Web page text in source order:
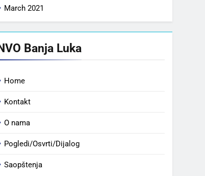
March 2021
Banja Luka
Home
Kontakt
O nama
Pogledi/Osvrti/Dijalog
Saopštenja